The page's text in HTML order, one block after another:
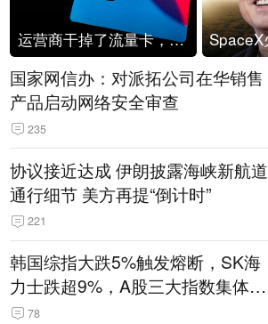
运营商干掉了流量卡，他们真的玩不起了
国家网信办：对派拓公司在华销售
产品启动网络安全审查
235
协议接近达成 伊朗披露海峡新航道
通行细节 美方再提“倒计时”
221
韩国综指大跌5%触发熔断，SK海
力士跌超9%，A股三大指数集体低
开 78